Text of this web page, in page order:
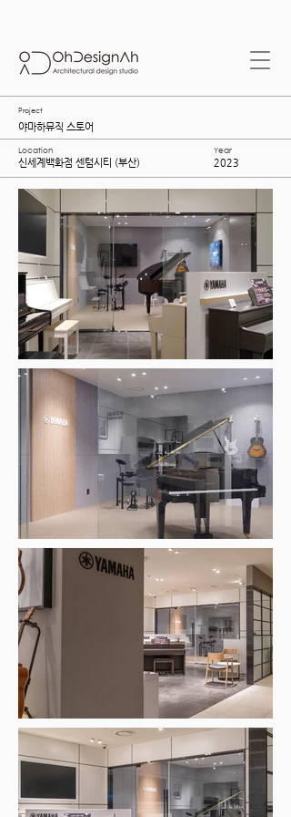
Project
야마하뮤직 스토어
Location
Year
​신세계백화점 센텀시티 (부산)
2023